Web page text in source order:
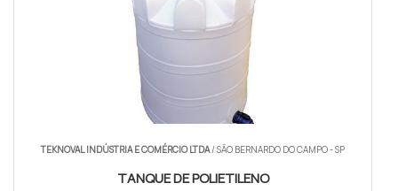
TEKNOVAL INDÚSTRIA E COMÉRCIO LTDA/ SÃO BERNARDO DO CAMPO - SP
TANQUE DE POLIETILENO